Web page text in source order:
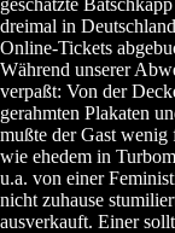
geschätzte
dreimal in
Online-Tickets
Während unserer
verpaßt: Von der
gerahmten Plakaten
mußte der Gast
wie ehedem in
u.a. von einer
nicht zuhause
ausverkauft. Einer